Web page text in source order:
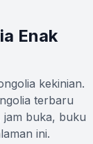
Enak
kekinian.
terbaru
jam buka, buku
ini.